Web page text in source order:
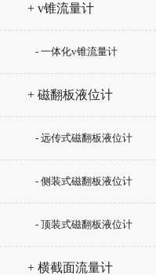
+ v锥流量计
- 一体化v锥流量计
+ 磁翻板液位计
- 远传式磁翻板液位计
- 侧装式磁翻板液位计
- 顶装式磁翻板液位计
+ 横截面流量计